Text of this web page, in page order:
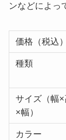
ンなどによっ
価格（税込）
種類
サイズ（幅×
×幅）
カラー